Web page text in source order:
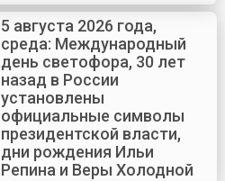
5 августа 2026 года,
среда: Международный
день светофора, 30 лет
назад в России
установлены
официальные символы
президентской власти,
дни рождения Ильи
Репина и Веры Холодной